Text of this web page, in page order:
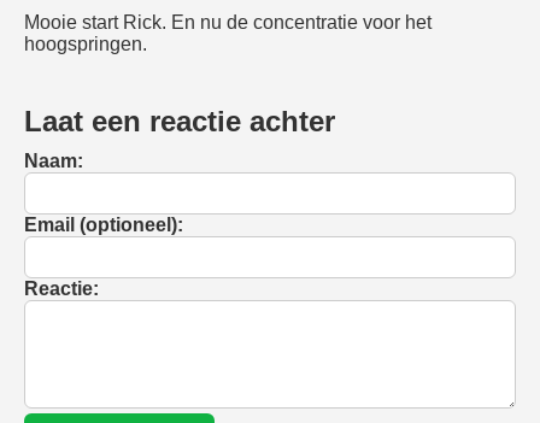
Mooie start Rick. En nu de concentratie voor het
hoogspringen.
Laat een reactie achter
Naam:
Email (optioneel):
Reactie: